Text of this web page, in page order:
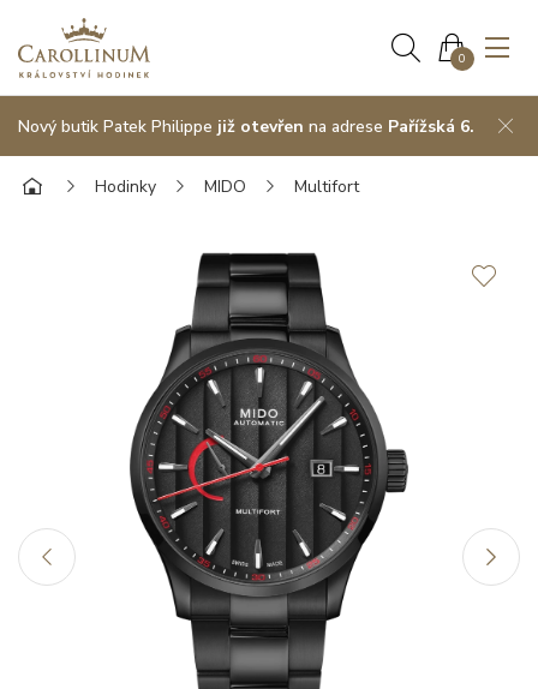
0
Nový butik Patek Philippe již otevřen na adrese Pařížská 6.
Hodinky MIDO Multifort